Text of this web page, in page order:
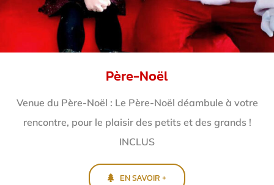
Père-Noël
Venue du Père-Noël : Le Père-Noël déambule à votre
rencontre, pour le plaisir des petits et des grands !
INCLUS
EN SAVOIR +